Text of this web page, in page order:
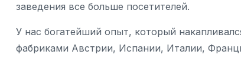
заведения все больше посетителей.
У нас богатейший опыт, который
фабриками Австрии, Испании, Италии,